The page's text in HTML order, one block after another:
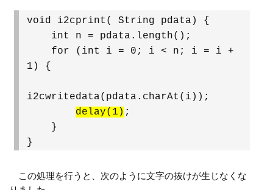
void i2cprint( String pdata) {
int n = pdata.length();
for (int i = 0; i < n; i = i +
1) {
i2cwritedata(pdata.charAt(i));
delay(1) ;
}
}
この処理を行うと、次のように文字の抜けが生じなくな